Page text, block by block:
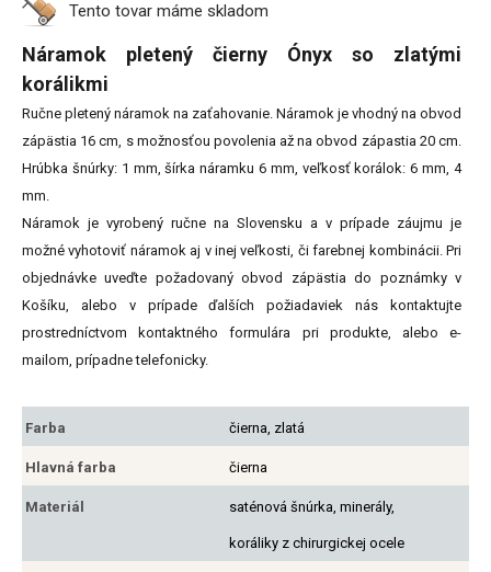
Tento tovar máme skladom
Náramok pletený čierny Ónyx so zlatými
korálikmi
Ručne pletený náramok na zaťahovanie. Náramok je vhodný na obvod
zápästia 16 cm, s možnosťou povolenia až na obvod zápastia 20 cm.
Hrúbka šnúrky: 1 mm, šírka náramku 6 mm, veľkosť korálok: 6 mm, 4
mm.
Náramok je vyrobený ručne na Slovensku a v prípade záujmu je
možné vyhotoviť náramok aj v inej veľkosti, či farebnej kombinácii. Pri
objednávke uveďte požadovaný obvod zápästia do poznámky v
Košíku, alebo v prípade ďalších požiadaviek nás kontaktujte
prostredníctvom kontaktného formulára pri produkte, alebo e-
mailom, prípadne telefonicky.
Farba čierna, zlatá
Hlavná farba čierna
Materiál saténová šnúrka, minerály,
koráliky z chirurgickej ocele